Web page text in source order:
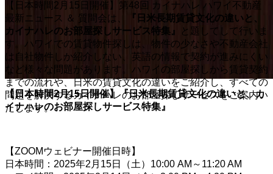
【日本時間2月15日開催】『日米長期賃貸文化の違いと、カ
イナハレのお部屋探しサービス特集』
【日本時間2月15日開催】第48回 カイナハレ ハワイ不動産
最新ニュース ＆ 質問会は、
『日米長期賃貸文化の違いと、
カイナハレのお部屋探しサービス特集』
と題してして行いま
す。ハワイでの賃貸物件探しは、物件の少なさや不動産会社
は自社物件しか紹介しない、英語の情報で契約が進みにくい
など様々な問題があります。ハワイの部屋探しから賃貸契約
までの流れや、日米の賃貸文化の違いをご紹介し、すべての
問題を解決するカイナハレのお部屋探しサービスをご案内い
たします。
【ZOOMウェビナー開催日時】
日本時間：2025年2月15日（土）10:00 AM～11:20 AM